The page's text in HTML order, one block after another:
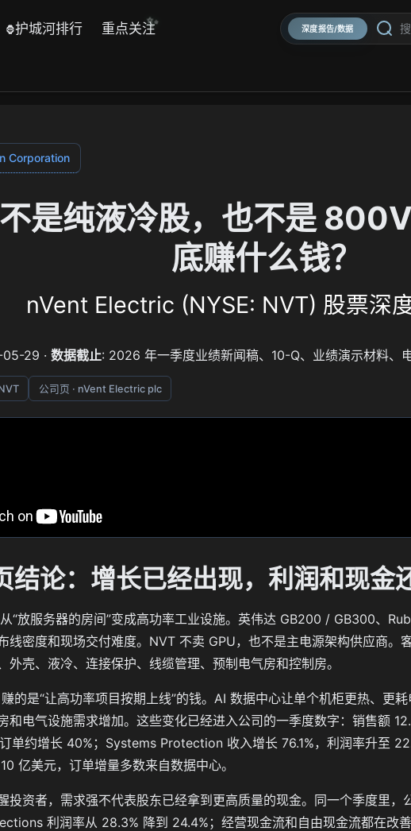
🦍护城河排行 重点关注
✨ 深度报告/数据
Corporation
是纯液冷股，也不是
底赚什么钱？
nVent Electric (NYSE: NVT) 股票深
29 · 数据截止: 2026 年一季度业绩新闻稿、10-Q、业绩演示材料、
公司页 · nVent Electric plc
结论：增长已经出现，利润和现金
“放服务器的房间”变成高功率工业设施。英伟达 GB200 / GB300、
线密度和现场交付难度。NVT 不卖 GPU，也不是主电源架构供应商。
外壳、液冷、连接保护、线缆管理、预制电气房和控制房。
的是“让高功率项目按期上线”的钱。AI 数据中心让单个机柜更热、更
和电气设施需求增加。这些变化已经进入公司的一季度数字：销售额
单约增长 40%；Systems Protection 收入增长 76.1%，利润率升至
亿美元，订单增量多数来自数据中心。
投资者，需求强不代表股东已经拿到更高质量的现金。同一个季度里，
利润率从 28.3% 降到 24.4%；经营现金流和自由现金流都在改